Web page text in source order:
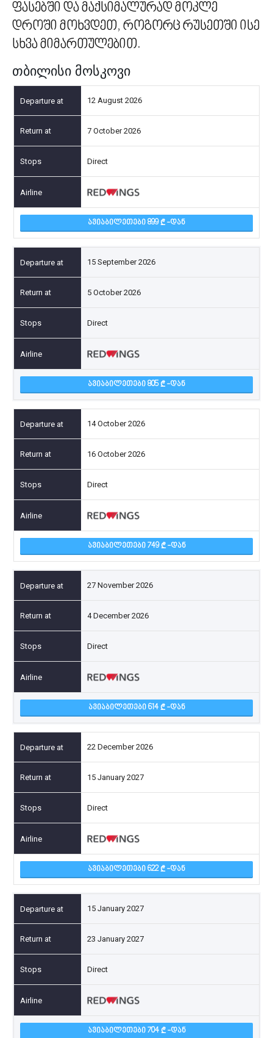
ფასებში და მაქსიმალურად მოკლე
დროში მოხვდეთ, როგორც რუსეთში ისე
სხვა მიმართულებით.
თბილისი მოსკოვი
12 August 2026
7 October 2026
Direct
ᲐᲕᲘᲐᲑᲘᲚᲔᲗᲔᲑᲘ 899 -ᲓᲐᲜ
15 September 2026
5 October 2026
Direct
ᲐᲕᲘᲐᲑᲘᲚᲔᲗᲔᲑᲘ 805 -ᲓᲐᲜ
14 October 2026
16 October 2026
Direct
ᲐᲕᲘᲐᲑᲘᲚᲔᲗᲔᲑᲘ 749 -ᲓᲐᲜ
27 November 2026
4 December 2026
Direct
ᲐᲕᲘᲐᲑᲘᲚᲔᲗᲔᲑᲘ 614 -ᲓᲐᲜ
22 December 2026
15 January 2027
Direct
ᲐᲕᲘᲐᲑᲘᲚᲔᲗᲔᲑᲘ 622 -ᲓᲐᲜ
15 January 2027
23 January 2027
Direct
ᲐᲕᲘᲐᲑᲘᲚᲔᲗᲔᲑᲘ 704 -ᲓᲐᲜ